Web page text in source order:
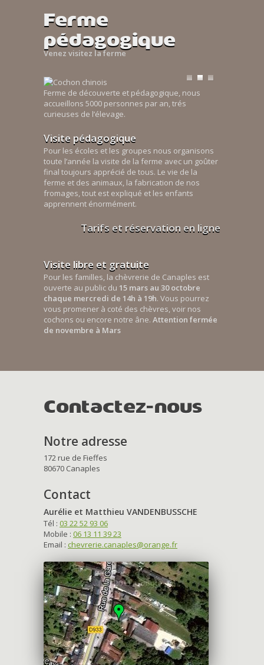
Ferme
pédagogique
Venez visitez la ferme
Ferme de découverte et pédagogique, nous
accueillons 5000 personnes par an, trés
curieuses de l’élevage.
Visite pédagogique
Pour les écoles et les groupes nous organisons
toute l’année la visite de la ferme avec un goûter
final toujours apprécié de tous. Le vie de la
ferme et des animaux, la fabrication de nos
fromages, tout est expliqué et les enfants
apprennent énormément.
Tarifs et réservation en ligne
Visite libre et gratuite
Pour les familles, la chèvrerie de Canaples est
ouverte au public du 15 mars au 30 octobre
chaque mercredi de 14h à 19h. Vous pourrez
vous promener à coté des chèvres, voir nos
cochons ou encore notre âne. Attention fermée
de novembre à Mars
Contactez-nous
Notre adresse
172 rue de Fieffes
80670 Canaples
Contact
Aurélie et Matthieu VANDENBUSSCHE
Tél : 03 22 52 93 06
Mobile : 06 13 11 39 23
Email : chevrerie.canaples@orange.fr